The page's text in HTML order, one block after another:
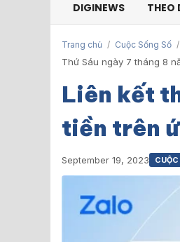
DIGINEWS THEO
Trang chủ / Cuộc Sống Số /
Thứ Sáu ngày 7 tháng 8
Liên kết
tiền trên
September 19, 2023